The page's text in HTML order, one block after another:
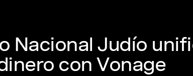
Nacional Judío
con Vonage